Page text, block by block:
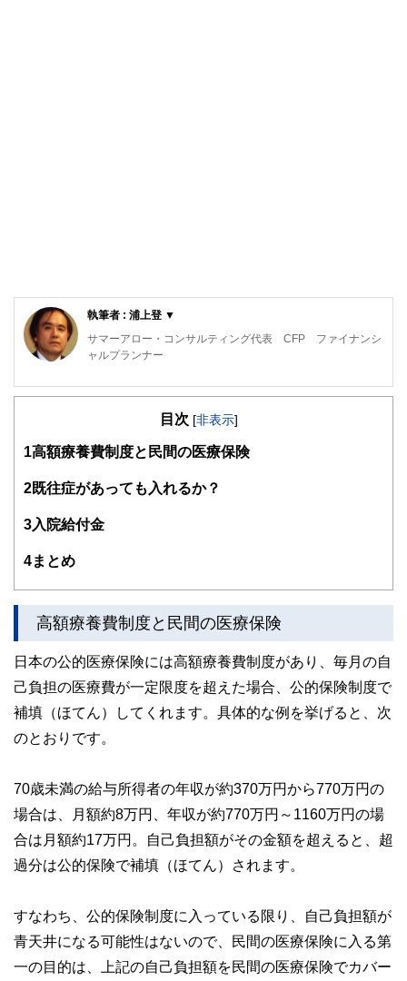
執筆者 : 浦上登 ▼
サマーアロー・コンサルティング代表 CFP ファイナンシ
ャルプランナー
東京の築地生まれ。魚市場や築地本願寺のある下町で育つ。
現在、サマーアロー・コンサルティングの代表。
ファイナンシャル・プランナーの上位資格であるCFP（日本
業協会認定）。
などのライフプラン全般、定年後の働き方や年金・資産運
2023年7月PHP研究所より「70歳の現役FPが教える60歳か
らの「働き方」と「お金」の正解」を出版し、好評販売中。
現在、出版を記念して、サマーアロー・コンサルティング
HPで無料FP相談を受け付け中。
ラント輸出ビジネスに携わる。今までに訪れた国は35か国を
超え、海外の話題にも明るい。
ummer.wixsite.com/summerarrow
目次 [非表示]
1高額療養費制度と民間の医療保険
2既往症があっても入れるか？
3入院給付金
4まとめ
高額療養費制度と民間の医療保険
日本の公的医療保険には高額療養費制度があり、毎月の自
己負担の医療費が一定限度を超えた場合、公的保険制度で
補填（ほてん）してくれます。具体的な例を挙げると、次
のとおりです。
70歳未満の給与所得者の年収が約370万円から770万円の
場合は、月額約8万円、年収が約770万円～1160万円の場
合は月額約17万円。自己負担額がその金額を超えると、超
過分は公的保険で補填（ほてん）されます。
すなわち、公的保険制度に入っている限り、自己負担額が
青天井になる可能性はないので、民間の医療保険に入る第
一の目的は、上記の自己負担額を民間の医療保険でカバー